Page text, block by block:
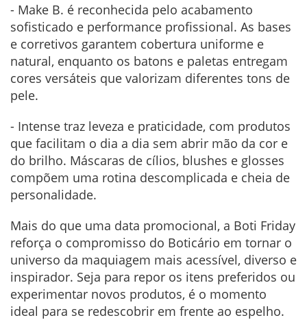
- Make B. é reconhecida pelo acabamento
sofisticado e performance profissional. As bases
e corretivos garantem cobertura uniforme e
natural, enquanto os batons e paletas entregam
cores versáteis que valorizam diferentes tons de
pele.
- Intense traz leveza e praticidade, com produtos
que facilitam o dia a dia sem abrir mão da cor e
do brilho. Máscaras de cílios, blushes e glosses
compõem uma rotina descomplicada e cheia de
personalidade.
Mais do que uma data promocional, a Boti Friday
reforça o compromisso do Boticário em tornar o
universo da maquiagem mais acessível, diverso e
inspirador. Seja para repor os itens preferidos ou
experimentar novos produtos, é o momento
ideal para se redescobrir em frente ao espelho.